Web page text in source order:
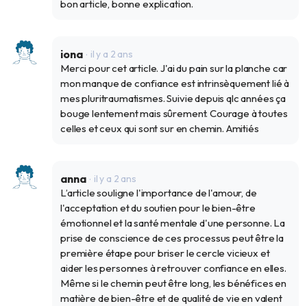
bon article, bonne explication.
iona il y a 2 ans
Merci pour cet article. J'ai du pain sur la planche car
mon manque de confiance est intrinsèquement lié à
mes pluritraumatismes. Suivie depuis qlc années ça
bouge lentement mais sûrement. Courage à toutes
celles et ceux qui sont sur en chemin. Amitiés
anna il y a 2 ans
L’article souligne l'importance de l'amour, de
l'acceptation et du soutien pour le bien-être
émotionnel et la santé mentale d'une personne. La
prise de conscience de ces processus peut être la
première étape pour briser le cercle vicieux et
aider les personnes à retrouver confiance en elles.
Même si le chemin peut être long, les bénéfices en
matière de bien-être et de qualité de vie en valent